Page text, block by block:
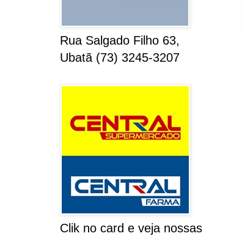
Rua Salgado Filho 63,
Ubatã (73) 3245-3207
Clik no card e veja nossas